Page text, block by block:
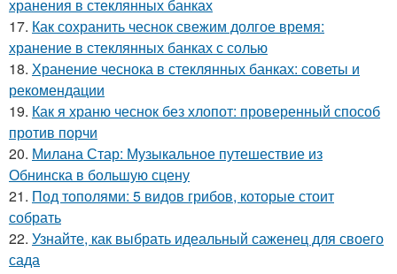
хранения в стеклянных банках
17. Как сохранить чеснок свежим долгое время:
хранение в стеклянных банках с солью
18. Хранение чеснока в стеклянных банках: советы и
рекомендации
19. Как я храню чеснок без хлопот: проверенный способ
против порчи
20. Милана Стар: Музыкальное путешествие из
Обнинска в большую сцену
21. Под тополями: 5 видов грибов, которые стоит
собрать
22. Узнайте, как выбрать идеальный саженец для своего
сада